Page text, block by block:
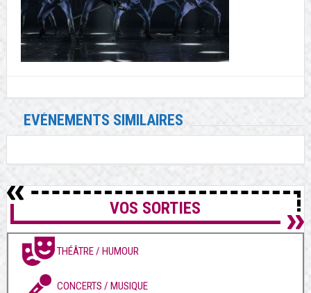
EVÉNEMENTS SIMILAIRES
VOS SORTIES
THÉÂTRE / HUMOUR
CONCERTS / MUSIQUE